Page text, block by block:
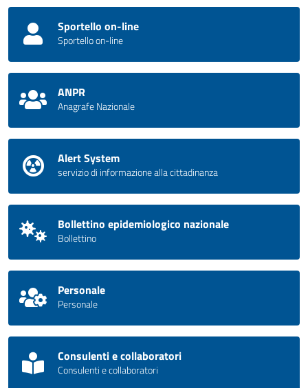
Sportello on-line
Sportello on-line
ANPR
Anagrafe Nazionale
Alert System
servizio di informazione alla cittadinanza
Bollettino epidemiologico nazionale
Bollettino
Personale
Personale
Consulenti e collaboratori
Consulenti e collaboratori